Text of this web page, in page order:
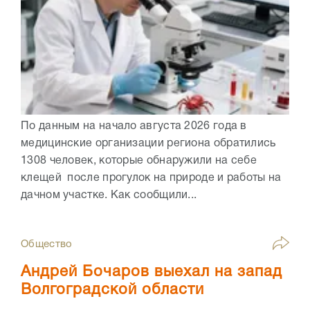
По данным на начало августа 2026 года в
медицинские организации региона обратились
1308 человек, которые обнаружили на себе
клещей после прогулок на природе и работы на
дачном участке. Как сообщили...
Общество
Андрей Бочаров выехал на запад
Волгоградской области